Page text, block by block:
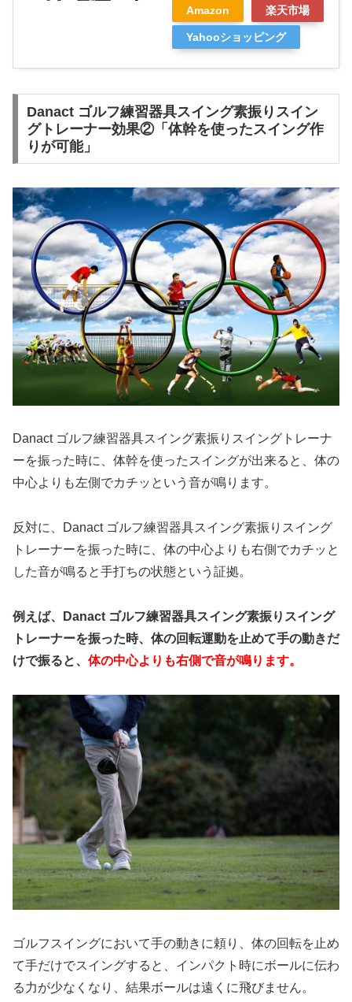
Amazon 楽天市場
Yahooショッピング
Danact ゴルフ練習器具スイング素振りスイン
グトレーナー効果②「体幹を使ったスイング作
りが可能」
Danact ゴルフ練習器具スイング素振りスイングトレーナ
ーを振った時に、体幹を使ったスイングが出来ると、体の
中心よりも左側でカチッという音が鳴ります。
反対に、Danact ゴルフ練習器具スイング素振りスイング
トレーナーを振った時に、体の中心よりも右側でカチッと
した音が鳴ると手打ちの状態という証拠。
例えば、Danact ゴルフ練習器具スイング素振りスイング
トレーナーを振った時、体の回転運動を止めて手の動きだ
けで振ると、 体の中心よりも右側で音が鳴ります。
ゴルフスイングにおいて手の動きに頼り、体の回転を止め
て手だけでスイングすると、インパクト時にボールに伝わ
る力が少なくなり、結果ボールは遠くに飛びません。